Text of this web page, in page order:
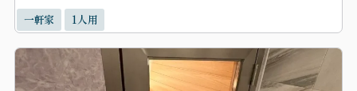
一軒家 1人用